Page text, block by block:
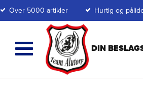
Over 5000 artikler Hurtig og